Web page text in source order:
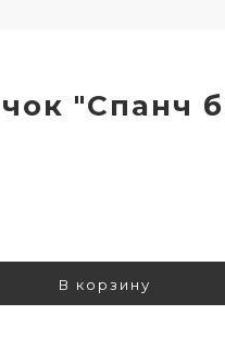
"Спанч
В корзину